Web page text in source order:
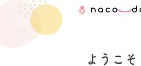
ようこそ